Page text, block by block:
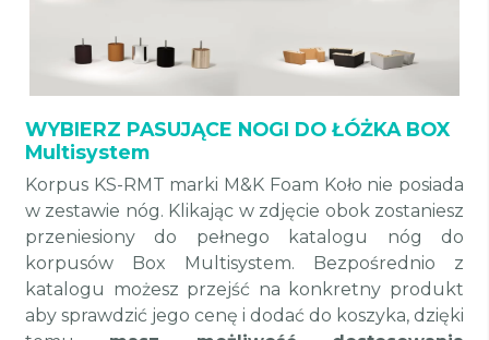
WYBIERZ PASUJĄCE NOGI DO ŁÓŻKA BOX
Multisystem
Korpus KS-RMT marki M&K Foam Koło nie posiada
w zestawie nóg. Klikając w zdjęcie obok zostaniesz
przeniesiony do pełnego katalogu nóg do
korpusów Box Multisystem. Bezpośrednio z
katalogu możesz przejść na konkretny produkt
aby sprawdzić jego cenę i dodać do koszyka, dzięki